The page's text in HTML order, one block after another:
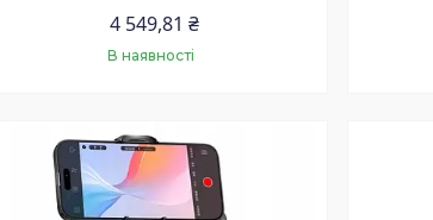
4 549,81 ₴
В наявності
Купити